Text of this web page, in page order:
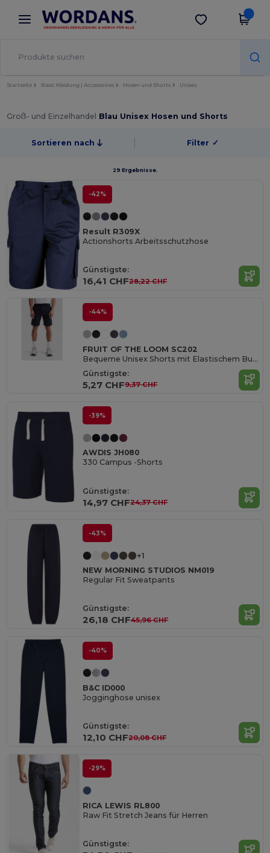
× Wordans App
Bessere Preise in der App!
App holen
Startseite Basic Kleidung | Accessoires Hosen und Shorts Unisex
Groß- und Einzelhandel Blau Unisex Hosen und Shorts
Sortieren nach Filter ✓
29 Ergebnisse.
-42%
Result R309X
Actionshorts Arbeitsschutzhose
Günstigste:
16,41 CHF28,22 CHF
-44%
FRUIT OF THE LOOM SC202
Bequeme Unisex Shorts mit Elastischem Bund
Günstigste:
5,27 CHF9,37 CHF
-39%
AWDIS JH080
330 Campus -Shorts
Günstigste:
14,97 CHF24,37 CHF
-43%
+1
NEW MORNING STUDIOS NM019
Regular Fit Sweatpants
Günstigste:
26,18 CHF45,96 CHF
-40%
B&C ID000
Jogginghose unisex
Günstigste:
12,10 CHF20,08 CHF
-29%
RICA LEWIS RL800
Raw Fit Stretch Jeans für Herren
Günstigste: